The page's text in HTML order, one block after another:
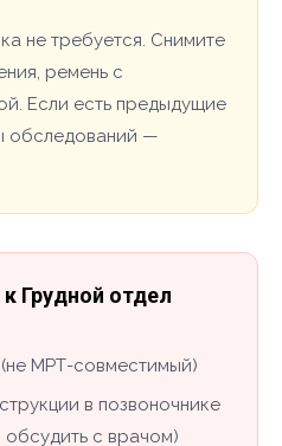
не требуется. Снимите
ремень с
Если есть предыдущие
обследований —
Грудной отдел
МРТ-совместимый)
в позвоночнике
обсудить с врачом)